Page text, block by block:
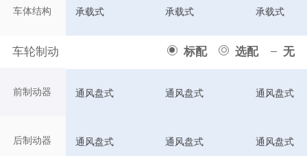
车体结构
车轮制动 标配 选配 无
前制动器
后制动器
承载式 承载式 承载式
通风盘式 通风盘式 通风盘式
通风盘式 通风盘式 通风盘式